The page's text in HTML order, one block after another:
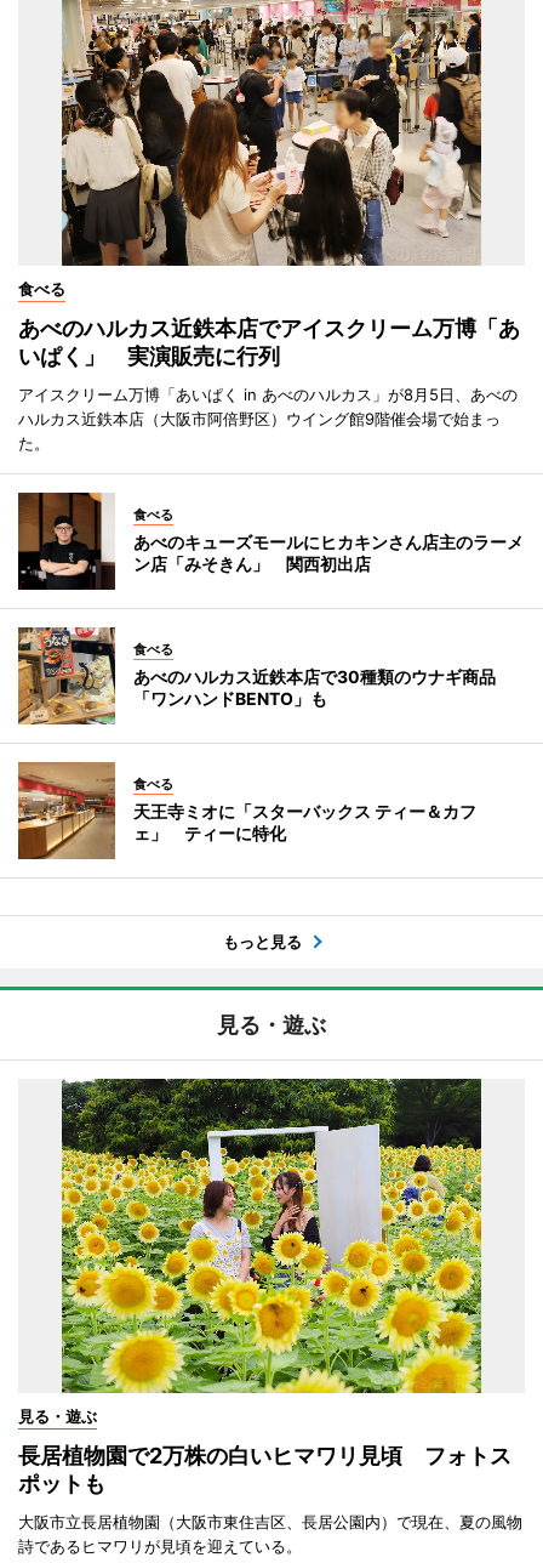
食べる
あべのハルカス近鉄本店でアイスクリーム万博「あ
いぱく」 実演販売に行列
アイスクリーム万博「あいぱく in あべのハルカス」が8月5日、あべの
ハルカス近鉄本店（大阪市阿倍野区）ウイング館9階催会場で始まっ
た。
食べる
あべのキューズモールにヒカキンさん店主のラーメ
ン店「みそきん」 関西初出店
食べる
あべのハルカス近鉄本店で30種類のウナギ商品
「ワンハンドBENTO」も
食べる
天王寺ミオに「スターバックス ティー＆カフ
ェ」 ティーに特化
もっと見る
見る・遊ぶ
見る・遊ぶ
長居植物園で2万株の白いヒマワリ見頃 フォトス
ポットも
大阪市立長居植物園（大阪市東住吉区、長居公園内）で現在、夏の風物
詩であるヒマワリが見頃を迎えている。